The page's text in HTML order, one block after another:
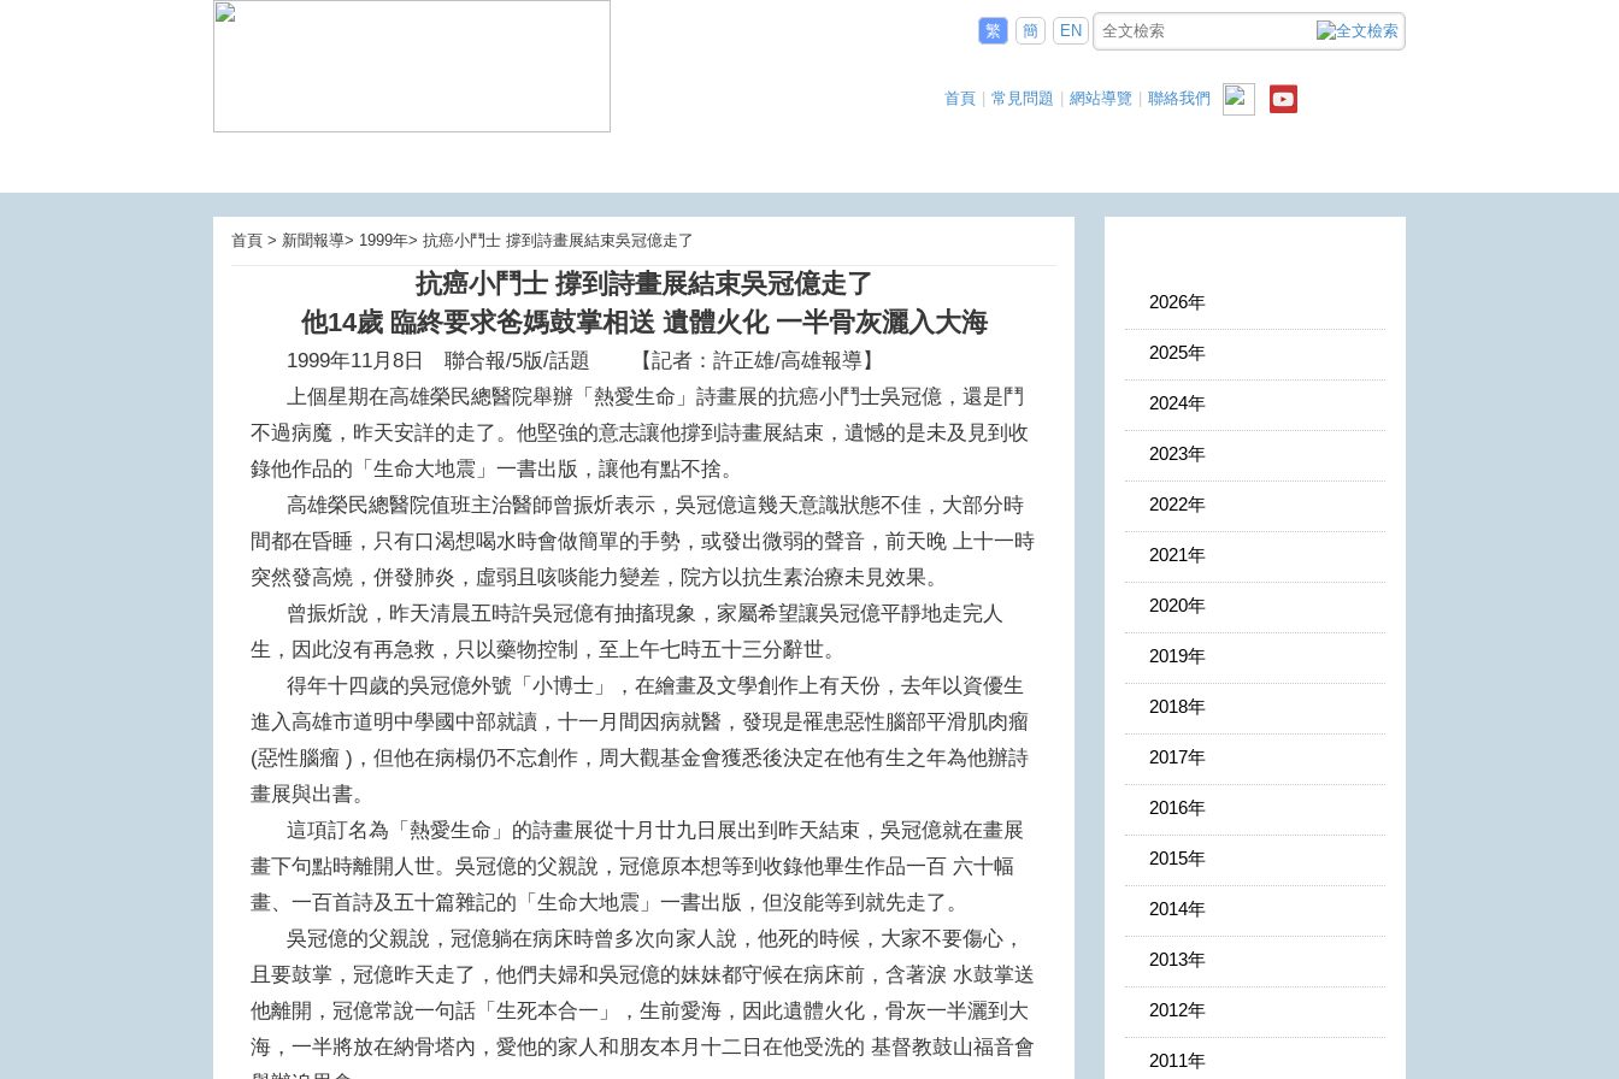
繁 簡 EN
首頁 常見問題 網站導覽 聯絡我們
首頁 > 新聞報導> 1999年> 抗癌小鬥士 撐到詩畫展結束吳冠億走了
抗癌小鬥士 撐到詩畫展結束吳冠億走了
他14歲 臨終要求爸媽鼓掌相送 遺體火化 一半骨灰灑入大海
1999年11月8日 聯合報/5版/話題 【記者：許正雄/高雄報導】
上個星期在高雄榮民總醫院舉辦「熱愛生命」詩畫展的抗癌小鬥士吳冠億，還是鬥
不過病魔，昨天安詳的走了。他堅強的意志讓他撐到詩畫展結束，遺憾的是未及見到收
錄他作品的「生命大地震」一書出版，讓他有點不捨。
高雄榮民總醫院值班主治醫師曾振炘表示，吳冠億這幾天意識狀態不佳，大部分時
間都在昏睡，只有口渴想喝水時會做簡單的手勢，或發出微弱的聲音，前天晚 上十一時
突然發高燒，併發肺炎，虛弱且咳啖能力變差，院方以抗生素治療未見效果。
曾振炘說，昨天清晨五時許吳冠億有抽搐現象，家屬希望讓吳冠億平靜地走完人
生，因此沒有再急救，只以藥物控制，至上午七時五十三分辭世。
得年十四歲的吳冠億外號「小博士」，在繪畫及文學創作上有天份，去年以資優生
進入高雄市道明中學國中部就讀，十一月間因病就醫，發現是罹患惡性腦部平滑肌肉瘤
(惡性腦瘤 )，但他在病榻仍不忘創作，周大觀基金會獲悉後決定在他有生之年為他辦詩
畫展與出書。
這項訂名為「熱愛生命」的詩畫展從十月廿九日展出到昨天結束，吳冠億就在畫展
畫下句點時離開人世。吳冠億的父親說，冠億原本想等到收錄他畢生作品一百 六十幅
畫、一百首詩及五十篇雜記的「生命大地震」一書出版，但沒能等到就先走了。
吳冠億的父親說，冠億躺在病床時曾多次向家人說，他死的時候，大家不要傷心，
且要鼓掌，冠億昨天走了，他們夫婦和吳冠億的妹妹都守候在病床前，含著淚 水鼓掌送
他離開，冠億常說一句話「生死本合一」，生前愛海，因此遺體火化，骨灰一半灑到大
海，一半將放在納骨塔內，愛他的家人和朋友本月十二日在他受洗的 基督教鼓山福音會
2026年
2025年
2024年
2023年
2022年
2021年
2020年
2019年
2018年
2017年
2016年
2015年
2014年
2013年
2012年
2011年